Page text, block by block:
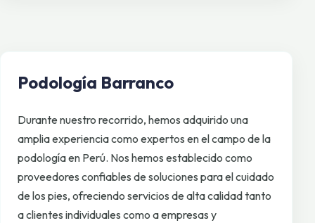
Podología Barranco
Durante nuestro recorrido, hemos adquirido una
amplia experiencia como expertos en el campo de la
podología en Perú. Nos hemos establecido como
proveedores confiables de soluciones para el cuidado
de los pies, ofreciendo servicios de alta calidad tanto
a clientes individuales como a empresas y